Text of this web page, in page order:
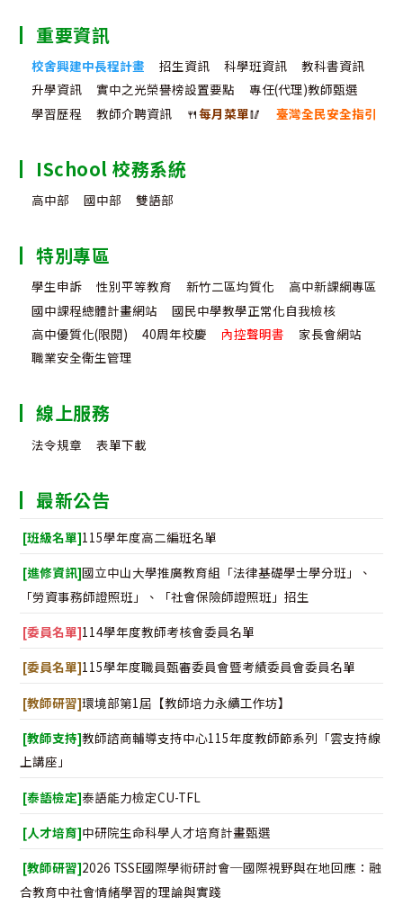
重要資訊
校舍興建中長程計畫 招生資訊 科學班資訊
教科書資訊
升學資訊
實中之光榮譽榜設置要點
專任(代理)教師甄選
學習歷程
教師介聘資訊 🍴每月菜單🥢 臺灣全民安全指引
ISchool 校務系統
高中部 國中部 雙語部
特別專區
學生申訴 性別平等教育 新竹二區均質化
高中新課綱專區
國中課程總體計畫網站
國民中學教學正常化自我檢核
高中優質化(限閱)
40周年校慶 內控聲明書
家長會網站
職業安全衛生管理
線上服務
法令規章 表單下載
最新公告
[班級名單]115學年度高二編班名單
[進修資訊]國立中山大學推廣教育組「法律基礎學士學分班」、
「勞資事務師證照班」、「社會保險師證照班」招生
[委員名單]114學年度教師考核會委員名單
[委員名單]115學年度職員甄審委員會暨考績委員會委員名單
[教師研習]環境部第1屆【教師培力永續工作坊】
[教師支持]教師諮商輔導支持中心115年度教師節系列「雲支持線
上講座」
[泰語檢定]泰語能力檢定CU-TFL
[人才培育]中研院生命科學人才培育計畫甄選
[教師研習]2026 TSSE國際學術研討會─國際視野與在地回應：融
合教育中社會情緒學習的理論與實踐